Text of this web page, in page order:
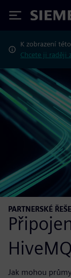
Siemens
K zobrazení
Chcete ji raději
PARTNERSKÉ
HiveMQ
Jak mohou